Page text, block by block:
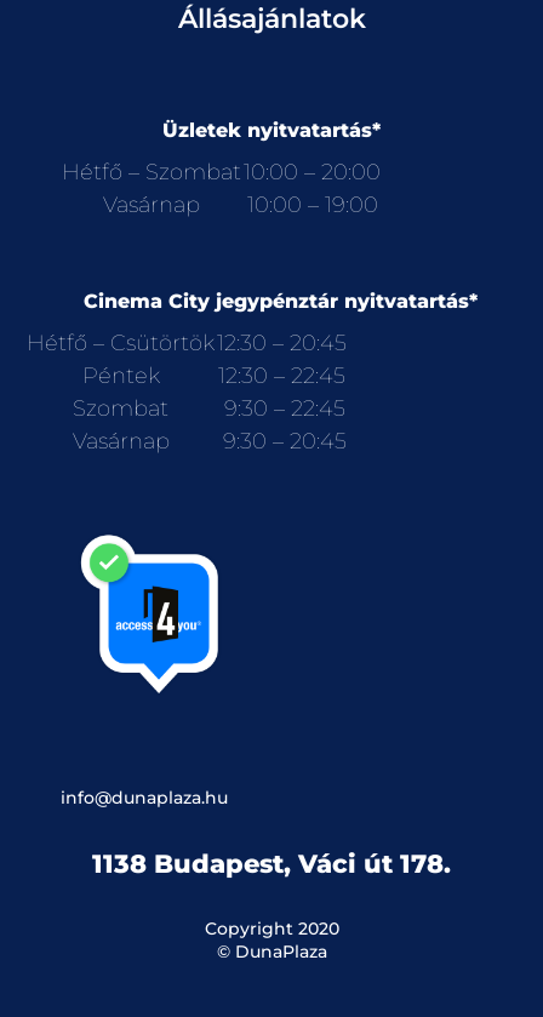
Állásajánlatok
Üzletek nyitvatartás*
Hétfő – Szombat10:00 – 20:00
Vasárnap
10:00 – 19:00
Cinema City jegypénztár nyitvatartás*
Hétfő – Csütörtök12:30 – 20:45
Péntek
12:30 – 22:45
Szombat
9:30 – 22:45
Vasárnap
9:30 – 20:45
info@dunaplaza.hu
1138 Budapest, Váci út 178.
Copyright 2020
© DunaPlaza